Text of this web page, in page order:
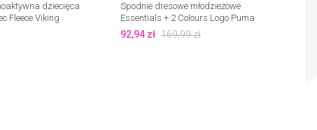
dziecięca
Fleece Viking
Spodnie dresowe młodzieżowe
Essentials + 2 Colours Logo Puma
92,94 zł 169,99zł